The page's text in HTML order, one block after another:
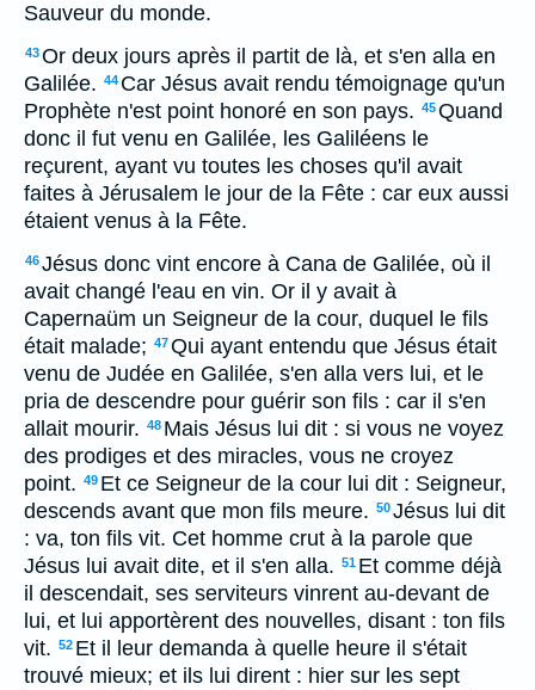
Sauveur du monde.
43Or deux jours après il partit de là, et s'en alla en
Galilée. 44 Car Jésus avait rendu témoignage qu'un
Prophète n'est point honoré en son pays. 45Quand
donc il fut venu en Galilée, les Galiléens le
reçurent, ayant vu toutes les choses qu'il avait
faites à Jérusalem le jour de la Fête : car eux aussi
étaient venus à la Fête.
46Jésus donc vint encore à Cana de Galilée, où il
avait changé l'eau en vin. Or il y avait à
Capernaüm un Seigneur de la cour, duquel le fils
était malade; 47Qui ayant entendu que Jésus était
venu de Judée en Galilée, s'en alla vers lui, et le
pria de descendre pour guérir son fils : car il s'en
allait mourir. 48 Mais Jésus lui dit : si vous ne voyez
des prodiges et des miracles, vous ne croyez
point. 49 Et ce Seigneur de la cour lui dit : Seigneur,
descends avant que mon fils meure. 50Jésus lui dit
: va, ton fils vit. Cet homme crut à la parole que
Jésus lui avait dite, et il s'en alla. 51 Et comme déjà
il descendait, ses serviteurs vinrent au-devant de
lui, et lui apportèrent des nouvelles, disant : ton fils
vit. 52 Et il leur demanda à quelle heure il s'était
trouvé mieux; et ils lui dirent : hier sur les sept